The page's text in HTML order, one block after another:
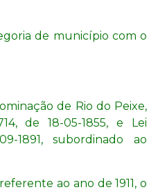
de município com o
de Rio do Peixe,
de 18-05-1855, e Lei
1891, subordinado ao
ao ano de 1911, o